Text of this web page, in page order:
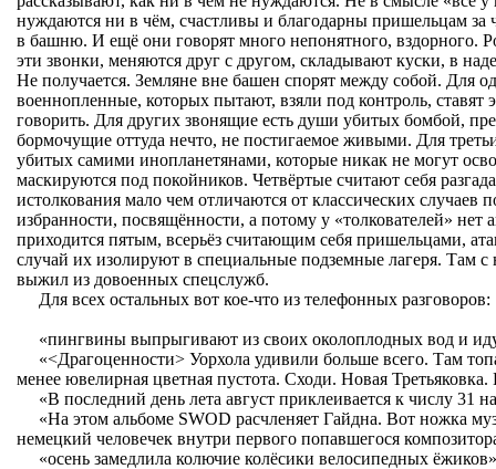
нуждаются ни в чём, счастливы и благодарны пришельцам
в башню. И ещё они говорят много непонятного, вздорного.
эти звонки, меняются друг с другом, складывают куски, в
Не получается. Земляне вне башен спорят между собой. Для
военнопленные, которых пытают, взяли под контроль, ставят
говорить. Для других звонящие есть души убитых бомбой,
бормочущие оттуда нечто, не постигаемое живыми. Для
убитых самими инопланетянами, которые никак не могут
маскируются под покойников. Четвёртые считают себя
истолкования мало чем отличаются от классических случаев
избранности, посвящённости, а потому у «толкователей» нет
приходится пятым, всерьёз считающим себя пришельцами,
случай их изолируют в специальные подземные лагеря. Там с
выжил из довоенных спецслужб.
Для всех остальных вот кое-что из телефонных разговоров:
«пингвины выпрыгивают из своих околоплодных вод и
«<Драгоценности> Уорхола удивили больше всего. Там
менее ювелирная цветная пустота. Сходи. Новая Третьяковка.
«В последний день лета август приклеивается к числу 31
«На этом альбоме SWOD расчленяет Гайдна. Вот ножка
немецкий человечек внутри первого попавшегося
«осень замедлила колючие колёсики велосипедных